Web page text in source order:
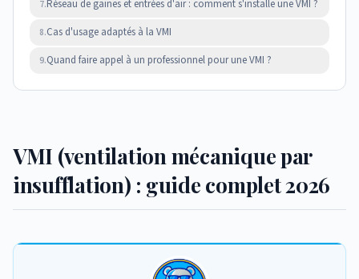
7.Réseau de gaines et entrées d'air : comment s'installe une VMI ?
8.Cas d'usage adaptés à la VMI
9.Quand faire appel à un professionnel pour une VMI ?
VMI (ventilation mécanique par
insufflation) : guide complet 2026